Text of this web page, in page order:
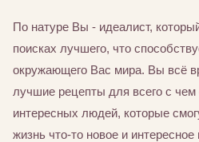
По натуре Вы - идеалист,
поисках лучшего, что
окружающего Вас мира. Вы всё
лучшие рецепты для всего с
интересных людей, которые
жизнь что-то новое и